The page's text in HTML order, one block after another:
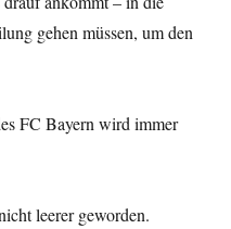
gehen müssen, um den
FC Bayern wird immer
leerer geworden.